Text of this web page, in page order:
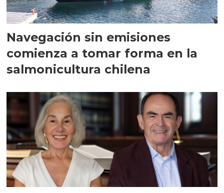
Navegación sin emisiones
comienza a tomar forma en la
salmonicultura chilena